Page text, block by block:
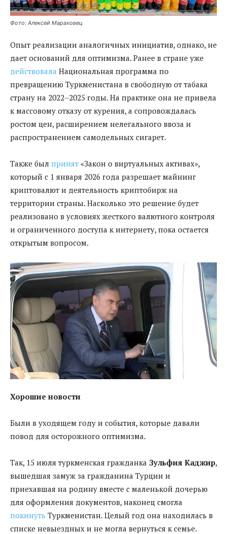
Фото: Алексей Мараховец
Опыт реализации аналогичных инициатив, однако, не
дает оснований для оптимизма. Ранее в стране уже
действовала Национальная программа по
превращению Туркменистана в свободную от табака
страну на 2022–2025 годы. На практике она не привела
к массовому отказу от курения, а сопровождалась
ростом цен, расширением нелегального ввоза и
распространением самодельных сигарет.
Также был принят «Закон о виртуальных активах»,
который с 1 января 2026 года разрешает майнинг
криптовалют и деятельность криптобирж на
территории страны. Насколько это решение будет
реализовано в условиях жесткого валютного контроля
и ограниченного доступа к интернету, пока остается
открытым вопросом.
Хорошие новости
Были в уходящем году и события, которые давали
повод для осторожного оптимизма.
Так, 15 июля туркменская гражданка Зульфия Каджир,
вышедшая замуж за гражданина Турции и
приехавшая на родину вместе с маленькой дочерью
для оформления документов, наконец смогла
покинуть Туркменистан. Целый год она находилась в
списке невыездных и не могла вернуться к семье.